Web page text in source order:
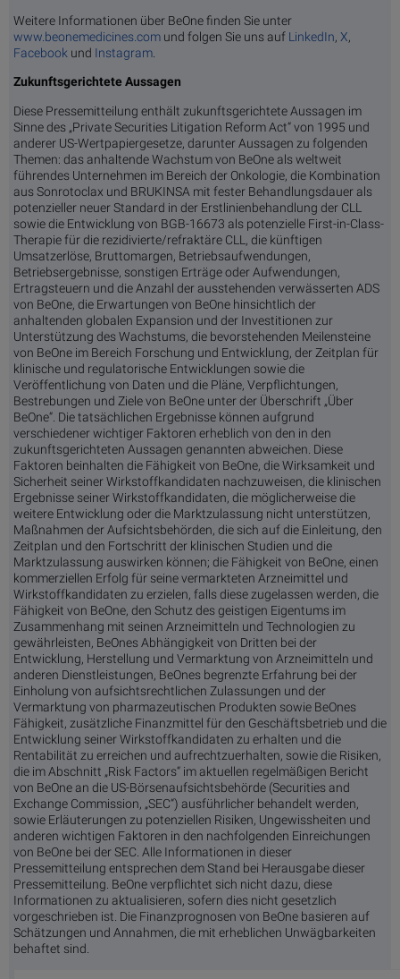
Weitere Informationen über BeOne finden Sie unter
www.beonemedicines.com und folgen Sie uns auf LinkedIn, X,
Facebook und Instagram
Zukunftsgerichtete Aussagen
Diese Pressemitteilung enthält zukunftsgerichtete Aussagen im
Sinne des „Private Securities Litigation Reform Act“ von 1995 und
anderer US-Wertpapiergesetze, darunter Aussagen zu folgenden
Themen: das anhaltende Wachstum von BeOne als weltweit
führendes Unternehmen im Bereich der Onkologie, die Kombination
aus Sonrotoclax und BRUKINSA mit fester Behandlungsdauer als
potenzieller neuer Standard in der Erstlinienbehandlung der CLL
sowie die Entwicklung von BGB-16673 als potenzielle First-in-Class-
Therapie für die rezidivierte/refraktäre CLL, die künftigen
Umsatzerlöse, Bruttomargen, Betriebsaufwendungen,
Betriebsergebnisse, sonstigen Erträge oder Aufwendungen,
Ertragsteuern und die Anzahl der ausstehenden verwässerten ADS
von BeOne, die Erwartungen von BeOne hinsichtlich der
anhaltenden globalen Expansion und der Investitionen zur
Unterstützung des Wachstums, die bevorstehenden Meilensteine
von BeOne im Bereich Forschung und Entwicklung, der Zeitplan für
klinische und regulatorische Entwicklungen sowie die
Veröffentlichung von Daten und die Pläne, Verpflichtungen,
Bestrebungen und Ziele von BeOne unter der Überschrift „Über
BeOne“. Die tatsächlichen Ergebnisse können aufgrund
verschiedener wichtiger Faktoren erheblich von den in den
zukunftsgerichteten Aussagen genannten abweichen. Diese
Faktoren beinhalten die Fähigkeit von BeOne, die Wirksamkeit und
Sicherheit seiner Wirkstoffkandidaten nachzuweisen, die klinischen
Ergebnisse seiner Wirkstoffkandidaten, die möglicherweise die
weitere Entwicklung oder die Marktzulassung nicht unterstützen,
Maßnahmen der Aufsichtsbehörden, die sich auf die Einleitung, den
Zeitplan und den Fortschritt der klinischen Studien und die
Marktzulassung auswirken können; die Fähigkeit von BeOne, einen
kommerziellen Erfolg für seine vermarkteten Arzneimittel und
Wirkstoffkandidaten zu erzielen, falls diese zugelassen werden, die
Fähigkeit von BeOne, den Schutz des geistigen Eigentums im
Zusammenhang mit seinen Arzneimitteln und Technologien zu
gewährleisten, BeOnes Abhängigkeit von Dritten bei der
Entwicklung, Herstellung und Vermarktung von Arzneimitteln und
anderen Dienstleistungen, BeOnes begrenzte Erfahrung bei der
Einholung von aufsichtsrechtlichen Zulassungen und der
Vermarktung von pharmazeutischen Produkten sowie BeOnes
Fähigkeit, zusätzliche Finanzmittel für den Geschäftsbetrieb und die
Entwicklung seiner Wirkstoffkandidaten zu erhalten und die
Rentabilität zu erreichen und aufrechtzuerhalten, sowie die Risiken,
die im Abschnitt „Risk Factors“ im aktuellen regelmäßigen Bericht
von BeOne an die US-Börsenaufsichtsbehörde (Securities and
Exchange Commission, „SEC“) ausführlicher behandelt werden,
sowie Erläuterungen zu potenziellen Risiken, Ungewissheiten und
anderen wichtigen Faktoren in den nachfolgenden Einreichungen
von BeOne bei der SEC. Alle Informationen in dieser
Pressemitteilung entsprechen dem Stand bei Herausgabe dieser
Pressemitteilung. BeOne verpflichtet sich nicht dazu, diese
Informationen zu aktualisieren, sofern dies nicht gesetzlich
vorgeschrieben ist. Die Finanzprognosen von BeOne basieren auf
Schätzungen und Annahmen, die mit erheblichen Unwägbarkeiten
behaftet sind.